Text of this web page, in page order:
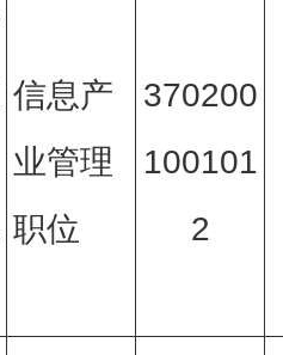
信息产
业管理
职位
370200
100101
2